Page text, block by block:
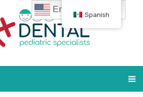
English
Spanish